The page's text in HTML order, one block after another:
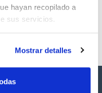
hayan recopilado a
sus servicios.
Mostrar detalles